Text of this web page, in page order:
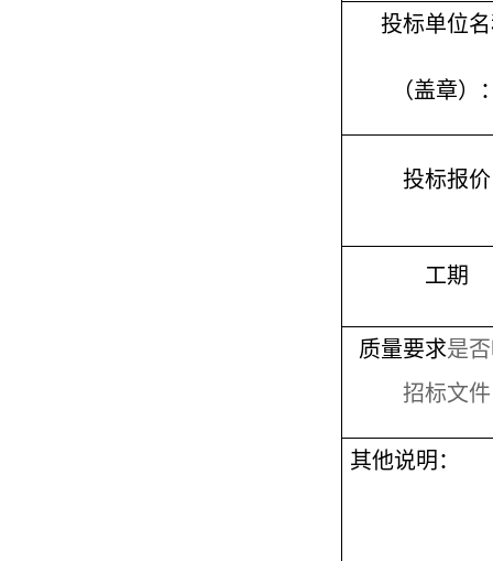
投标单位
（盖章）
投标报价
工期
质量要求是
招标文件
其他说明：